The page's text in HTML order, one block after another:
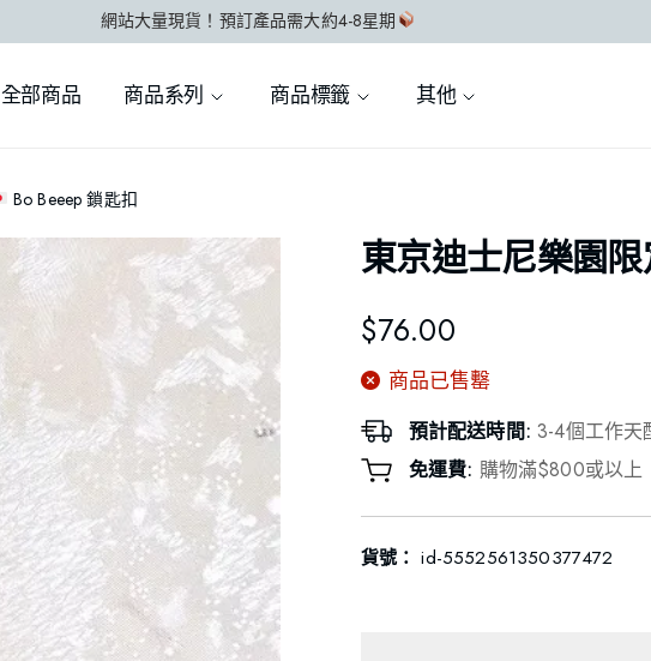
網站大量現貨！預訂產品需大約4-8星期
全部商品 商品系列 商品標籤 其他
Bo Beeep 鎖匙扣
東京迪士尼樂園限
$76.00
商品已售罊
預計配送時間:3-4個工作
免運費: 購物滿$800或以上
貨號：id-5552561350377472